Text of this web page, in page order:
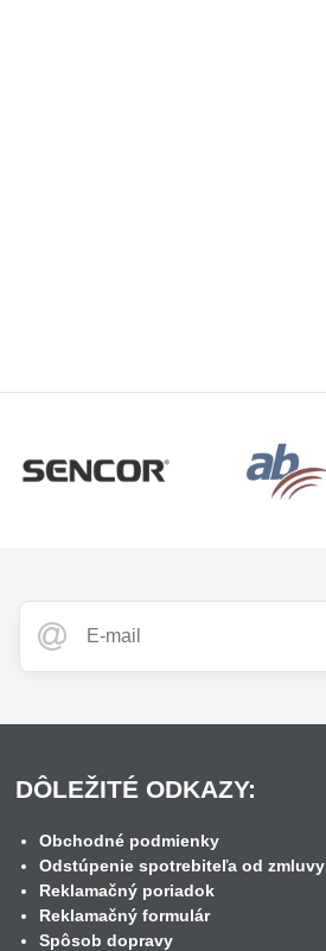
DÔLEŽITÉ ODKAZY:
Obchodné podmienky
Odstúpenie spotrebiteľa od zmluvy
Reklamačný poriadok
Reklamačný formulár
Spôsob dopravy